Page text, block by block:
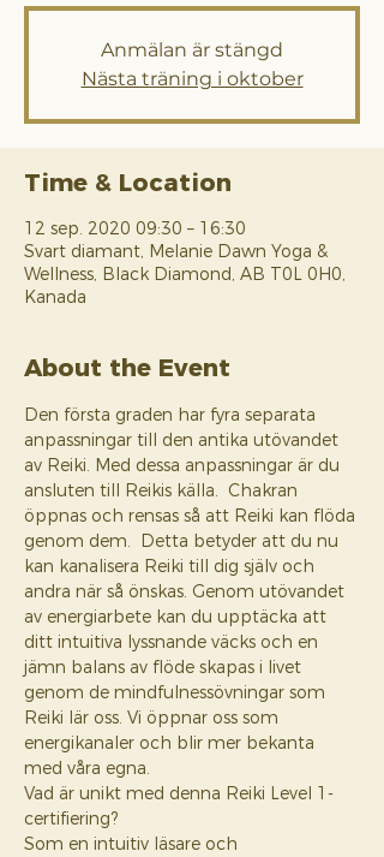
Anmälan är stängd
Nästa träning i oktober
Time & Location
12 sep. 2020 09:30 – 16:30
Svart diamant, Melanie Dawn Yoga &
Wellness, Black Diamond, AB T0L 0H0,
Kanada
About the Event
Den första graden har fyra separata
anpassningar till den antika utövandet
av Reiki. Med dessa anpassningar är du
ansluten till Reikis källa.  Chakran
öppnas och rensas så att Reiki kan flöda
genom dem.  Detta betyder att du nu
kan kanalisera Reiki till dig själv och
andra när så önskas. Genom utövandet
av energiarbete kan du upptäcka att
ditt intuitiva lyssnande väcks och en
jämn balans av flöde skapas i livet
genom de mindfulnessövningar som
Reiki lär oss. Vi öppnar oss som
energikanaler och blir mer bekanta
med våra egna.
Vad är unikt med denna Reiki Level 1-
certifiering?
Som en intuitiv läsare och